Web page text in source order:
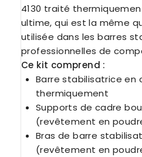
4130 traité
ultime, qui est la même
utilisée dans les barres
professionnelles de
Ce kit comprend :
Barre stabilisatrice en
thermiquement
Supports de cadre
(revêtement en
Bras de barre
(revêtement en